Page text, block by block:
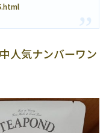
人気ナンバーワン